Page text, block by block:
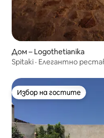
Дом – Logothetianika
Spitaki · Елегантно
Избор на гостите
Избор на гостите